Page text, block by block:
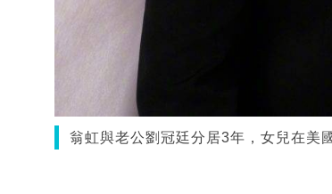
翁虹與老公劉冠廷分居3年，女兒在美